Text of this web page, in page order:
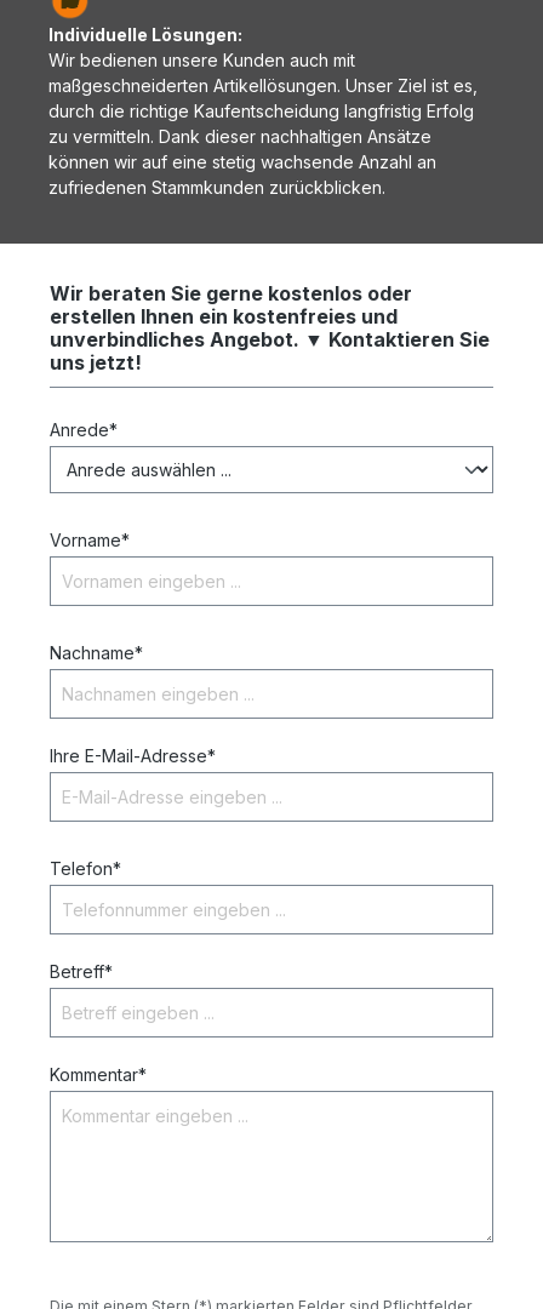
Individuelle Lösungen:
Wir bedienen unsere Kunden auch mit
maßgeschneiderten Artikellösungen. Unser Ziel ist es,
durch die richtige Kaufentscheidung langfristig Erfolg
zu vermitteln. Dank dieser nachhaltigen Ansätze
können wir auf eine stetig wachsende Anzahl an
zufriedenen Stammkunden zurückblicken.
Wir beraten Sie gerne kostenlos oder
erstellen Ihnen ein kostenfreies und
unverbindliches Angebot. ▼ Kontaktieren Sie
uns jetzt!
Anrede*
Vorname*
Nachname*
Ihre E-Mail-Adresse*
Telefon*
Betreff*
Kommentar*